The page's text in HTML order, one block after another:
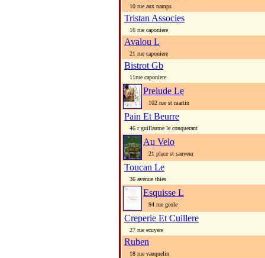
10 rue aux namps
Tristan Associes
16 rue caponiere
Avalou L
21 rue caponiere
Bistrot Gb
11rue caponiere
Prelude Le
102 rue st martin
Pain Et Beurre
46 r guillaume le conquerant
Au Velo
21 place st sauveur
Toucan Le
36 avenue thies
Esquisse L
94 rue geole
Creperie Et Cuillere
27 rue ecuyere
Ruben
18 rue vauquelin